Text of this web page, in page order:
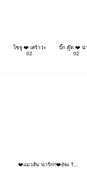
โซจู ❤️ เศร้าว่ะ
02
บิ๊ก ดู๊ด ❤️ น่
02
❤️แมวส้ม น่ารัก!!❤️(No Text)